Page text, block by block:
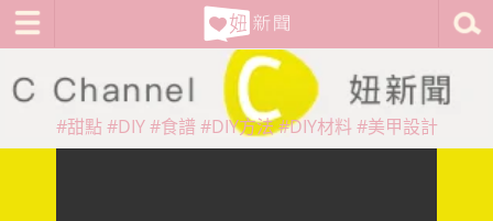
#甜點 #DIY #食譜 #DIY方法#DIY材料 #美甲設計